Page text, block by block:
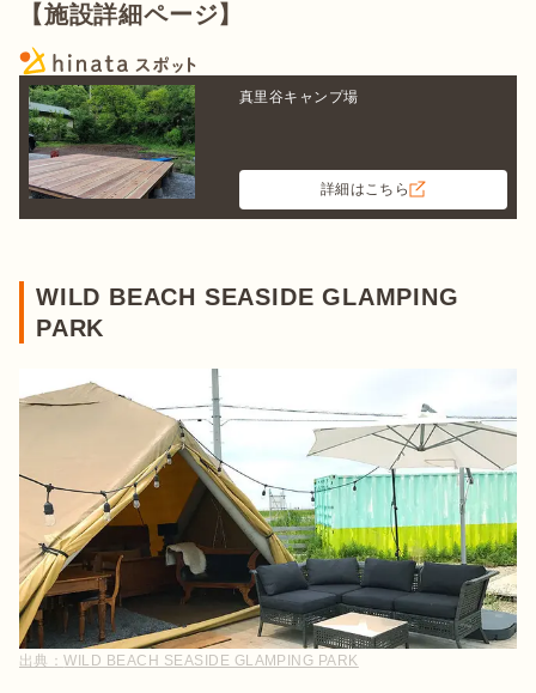
【施設詳細ページ】
真里谷キャンプ場
詳細はこちら
WILD BEACH SEASIDE GLAMPING
PARK
出典：WILD BEACH SEASIDE GLAMPING PARK